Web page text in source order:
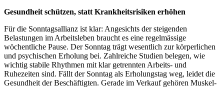
Gesundheit schützen, statt Krankheitsrisiken erhöhen
Für die Sonntagsallianz ist klar: Angesichts der steigenden
Belastungen im Arbeitsleben braucht es eine regelmässige
wöchentliche Pause. Der Sonntag trägt wesentlich zur körperlichen
und psychischen Erholung bei. Zahlreiche Studien belegen, wie
wichtig stabile Rhythmen mit klar getrennten Arbeits- und
Ruhezeiten sind. Fällt der Sonntag als Erholungstag weg, leidet die
Gesundheit der Beschäftigten. Gerade im Verkauf gehören Muskel-